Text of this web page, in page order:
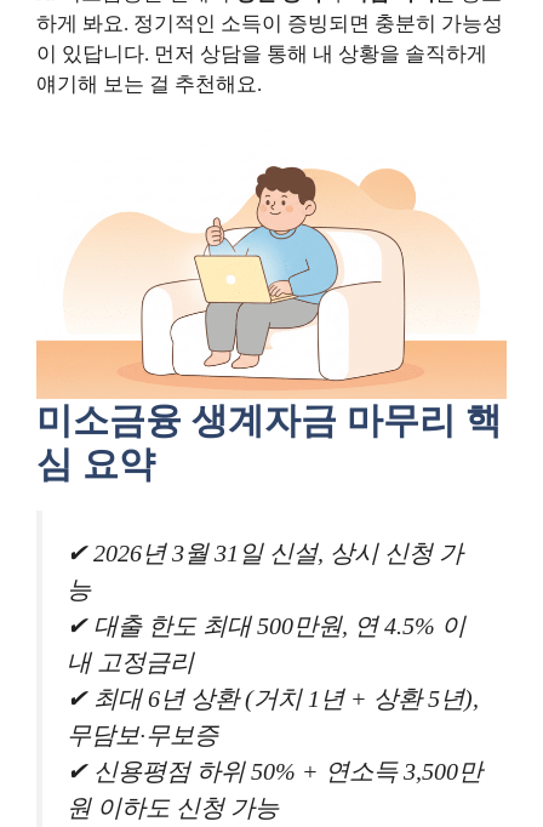
하게 봐요. 정기적인 소득이 증빙되면 충분히 가능성
이 있답니다. 먼저 상담을 통해 내 상황을 솔직하게
얘기해 보는 걸 추천해요.
미소금융 생계자금 마무리 핵
심 요약
✔ 2026년 3월 31일 신설, 상시 신청 가
능
✔ 대출 한도 최대 500만원, 연 4.5% 이
내 고정금리
✔ 최대 6년 상환 (거치 1년 + 상환 5년),
무담보·무보증
✔ 신용평점 하위 50% + 연소득 3,500만
원 이하도 신청 가능